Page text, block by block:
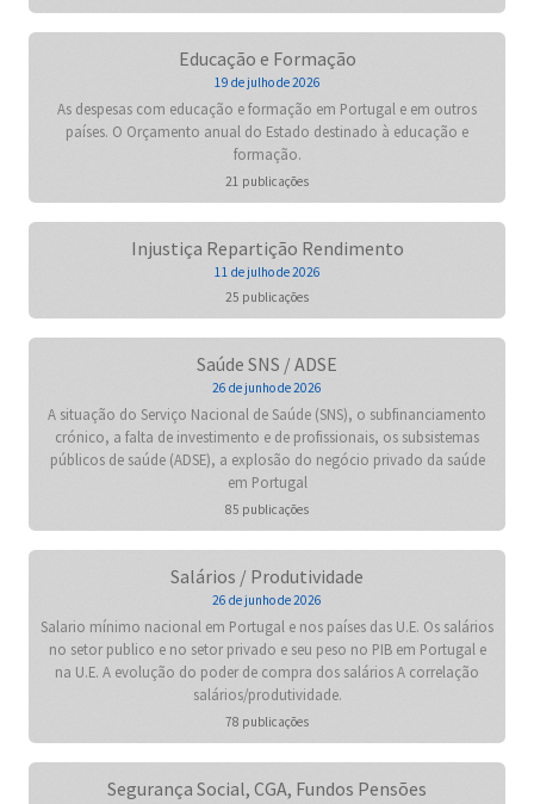
Educação e Formação
19 de julho de 2026
As despesas com educação e formação em Portugal e em outros
países. O Orçamento anual do Estado destinado à educação e
formação.
21 publicações
Injustiça Repartição Rendimento
11 de julho de 2026
25 publicações
Saúde SNS / ADSE
26 de junho de 2026
A situação do Serviço Nacional de Saúde (SNS), o subfinanciamento
crónico, a falta de investimento e de profissionais, os subsistemas
públicos de saúde (ADSE), a explosão do negócio privado da saúde
em Portugal
85 publicações
Salários / Produtividade
26 de junho de 2026
Salario mínimo nacional em Portugal e nos países das U.E. Os salários
no setor publico e no setor privado e seu peso no PIB em Portugal e
na U.E. A evolução do poder de compra dos salários A correlação
salários/produtividade.
78 publicações
Segurança Social, CGA, Fundos Pensões